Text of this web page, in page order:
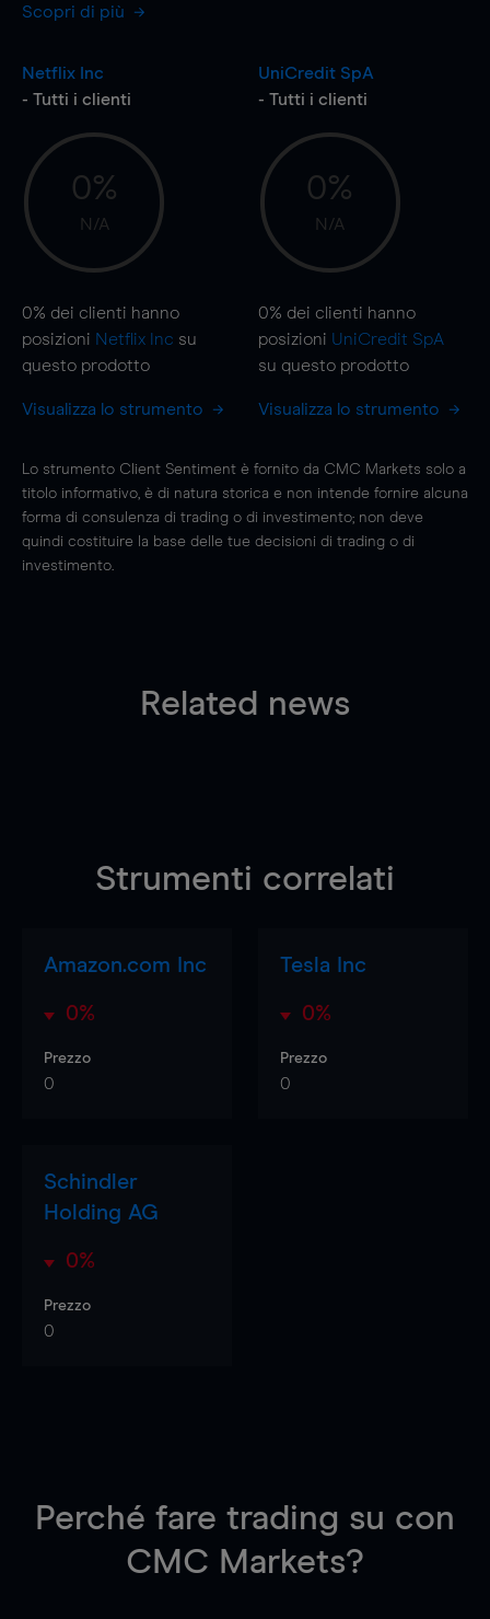
Scopri di più
Netflix Inc
- Tutti i clienti
0%
N/A
0% dei clienti hanno
posizioni Netflix Inc su
questo prodotto
Visualizza lo strumento
UniCredit SpA
- Tutti i clienti
0%
N/A
0% dei clienti hanno
posizioni UniCredit SpA
su questo prodotto
Visualizza lo strumento
Lo strumento Client Sentiment è fornito da CMC Markets solo a
titolo informativo, è di natura storica e non intende fornire alcuna
forma di consulenza di trading o di investimento; non deve
quindi costituire la base delle tue decisioni di trading o di
investimento.
Related news
Strumenti correlati
Amazon.com Inc
0%
Prezzo
0
Tesla Inc
0%
Prezzo
0
Schindler
Holding AG
0%
Prezzo
0
Perché fare trading su con
CMC Markets?